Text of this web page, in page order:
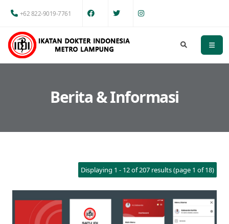
+62 822-9019-7761
Berita & Informasi
Displaying 1 - 12 of 207 results (page 1 of 18)